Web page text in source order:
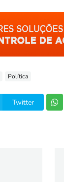
Política
Twitter